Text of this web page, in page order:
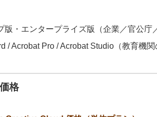
版・エンタープライズ版（企業／官公庁
/ Acrobat Pro / Acrobat Studio（教育機関
格